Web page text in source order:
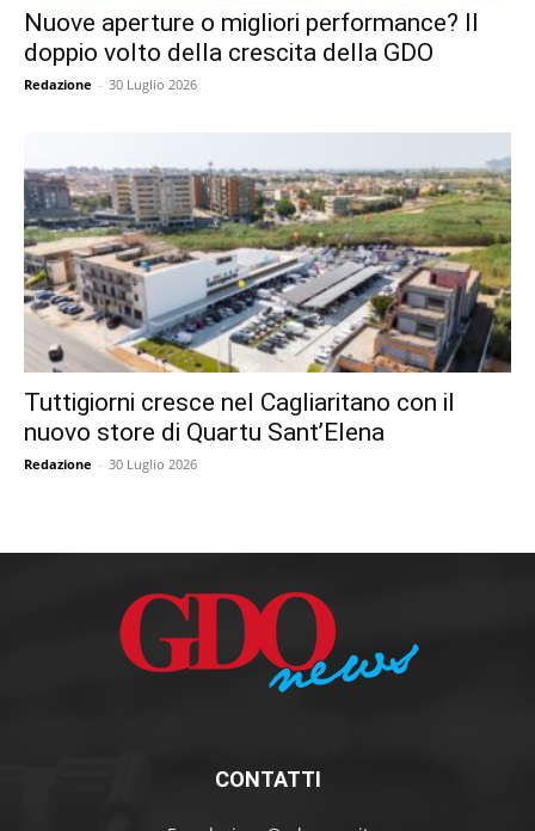
Nuove aperture o migliori performance? Il
doppio volto della crescita della GDO
Redazione - 30 Luglio 2026
Tuttigiorni cresce nel Cagliaritano con il
nuovo store di Quartu Sant’Elena
Redazione - 30 Luglio 2026
CONTATTI